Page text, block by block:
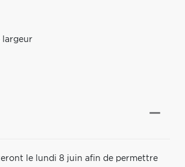
largeur
le lundi 8 juin afin de permettre